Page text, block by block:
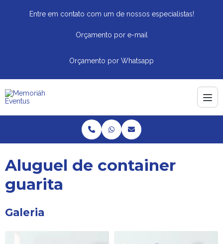
Entre em contato com um de nossos especialistas!
Orçamento por e-mail
Orçamento por Whatsapp
Aluguel de container
guarita
Galeria